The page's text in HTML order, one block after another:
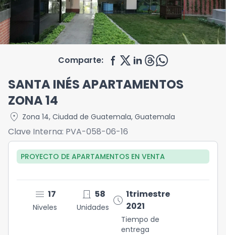
Comparte:
SANTA INÉS APARTAMENTOS
ZONA 14
location_on Zona 14, Ciudad de Guatemala, Guatemala
Clave Interna: PVA-058-06-16
PROYECTO DE APARTAMENTOS EN VENTA
menu 17
Niveles
door_front 58
Unidades schedule 1trimestre
2021
Tiempo de
entrega